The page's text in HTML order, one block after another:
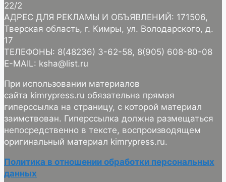
22/2
АДРЕС ДЛЯ РЕКЛАМЫ И ОБЪЯВЛЕНИЙ: 171506,
Тверская область, г. Кимры, ул. Володарского, д.
17
ТЕЛЕФОНЫ: 8(48236) 3-62-58, 8(905) 608-80-08
E-MAIL: ksha@list.ru
При использовании материалов
сайта kimrypress.ru обязательна прямая
гиперссылка на страницу, с которой материал
заимствован. Гиперссылка должна размещаться
непосредственно в тексте, воспроизводящем
оригинальный материал kimrypress.ru.
Политика в отношении обработки персональных
данных